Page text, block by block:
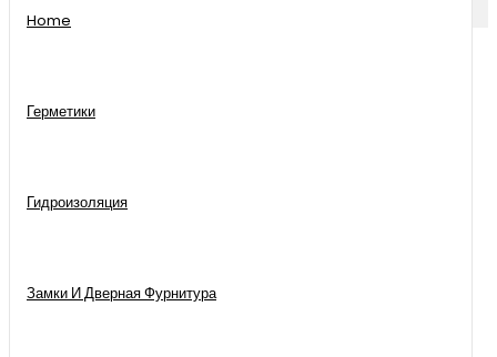
Home
Герметики
Гидроизоляция
Замки И Дверная Фурнитура